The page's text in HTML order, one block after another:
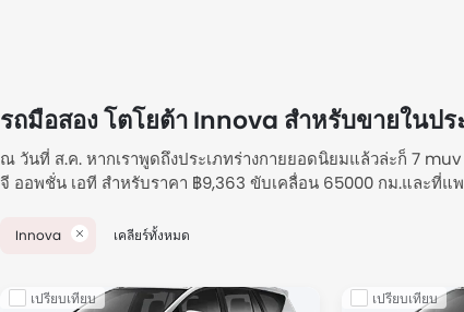
รถมือสอง โตโยต้า Innova สำหรับขายในปร
ณ วันที่ ส.ค. หากเราพูดถึงประเภทร่างกายยอดนิยมแล้วล่ะก็ 7
จี ออพชั่น เอที สำหรับราคา ฿9,363 ขับเคลื่อน 65000 กม.และที่แ
จำเพาะ.
Innova เคลียร์ทั้งหมด
เปรียบเทียบ
เปรียบเทียบ